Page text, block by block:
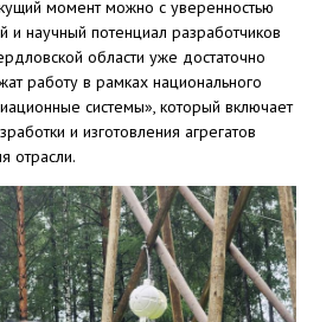
момент можно с уверенностью
и научный потенциал разработчиков
области уже достаточно
работу в рамках национального
системы», который включает
и изготовления агрегатов
отрасли.